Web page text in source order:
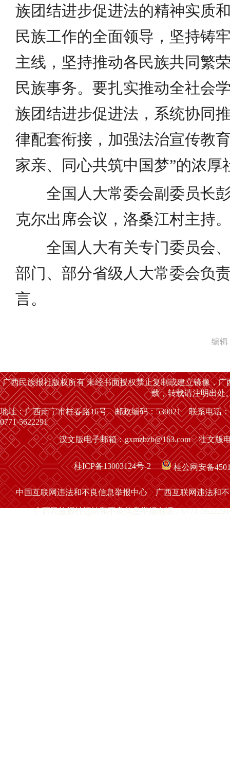
族团结进步促进法的精神实质
民族工作的全面领导，坚持铸
主线，坚持推动各民族共同繁
民族事务。要扎实推动全社会
族团结进步促进法，系统协同
律配套衔接，加强法治宣传教
家亲、同心共筑中国梦”的浓厚
全国人大常委会副委员长
克尔出席会议，洛桑江村主持
全国人大有关专门委员会
部门、部分省级人大常委会负
言。
编
广西民族报社版权所有 未经书面授权禁止复制或建立镜像，
载，转载请注明出处
地址：广西南宁市桂春路16号 邮政编码：530021 联系电话：
0771-5622291
汉文版电子邮箱：gxmzbzb@163.com 壮文版
桂ICP备13003124号-2 桂公网安备
中国互联网违法和不良信息举报中心 广西互联网违法和
广西民族报社违法和不良信息举报电话：0771-